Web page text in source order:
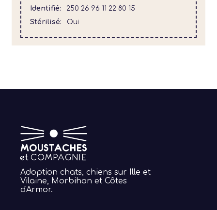
Identifié
250 26 96 11 22 80 15
Stérilisé
Oui
Adoption chats, chiens sur Ille et
Vilaine, Morbihan et Côtes
d'Armor.